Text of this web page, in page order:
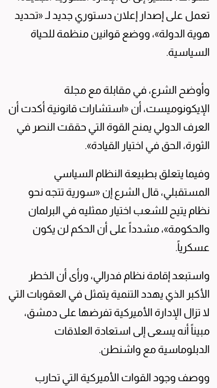
تعمل على إصدار إعلان دستوري جديد لـ «تحديد
هوية الدولة»، ووضع قوانين منظمة للحياة
السياسية.
وأوضح الشرع، في مقابلة مع مجلة
الإيكونوميست، أن «استشارات قانونية أكدت أن
العرف الدولي يمنح القوة التي حققت النصر في
الثورة، الحق في اختيار القيادة».
وفيما يتعلق بطبيعة النظام السياسي
المستقبلي، قال الشرع إن «سورية تتجه نحو
نظام يتيح للشعب اختيار ممثليه في البرلمان
والحكومة»، مشدداً على أن الحكم لن يكون
عسكرياً.
واستبعد إقامة نظام فدرالي، ورأى أن الخطر
الأكبر الذي يهدد التنمية يتمثل في العقوبات التي
لا تزال الإدارة الأميركية تفرضها على دمشق،
مبيناً أنه يسعى إلى استعادة العلاقات
الدبلوماسية مع واشنطن.
ووصف وجود القوات الأميركية التي تحارب